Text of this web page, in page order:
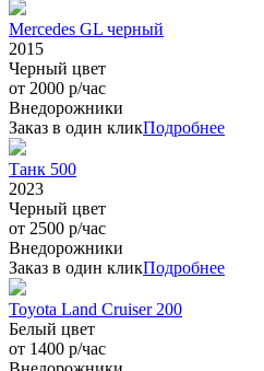
Mercedes GL черный
2015
Черный цвет
от 2000 р/час
Внедорожники
Заказ в один кликПодробнее
Танк 500
2023
Черный цвет
от 2500 р/час
Внедорожники
Заказ в один кликПодробнее
Toyota Land Cruiser 200
Белый цвет
от 1400 р/час